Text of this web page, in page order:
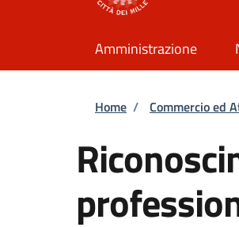
Amministrazione
Briciole di
Home / Commercio ed